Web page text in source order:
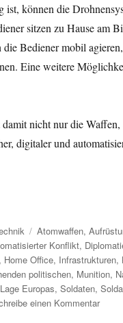
können die
sitzen zu Hause am
Bediener mobil
Eine weitere
nicht nur die
digitaler und
Schlagwörter
Atomwaffen,
Konflikt,
, Home Office, Infrastrukturen,
politischen, Munition,
Europas,Soldaten,
einen Kommentarzu